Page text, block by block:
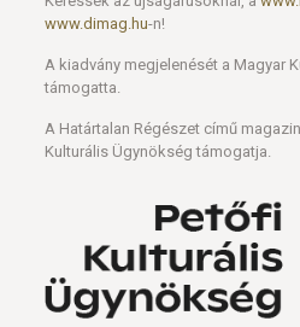
www.dimag.hu-n!
A kiadvány megjelenését a Magyar
támogatta.
A Határtalan Régészet című
Kulturális Ügynökség támogatja.